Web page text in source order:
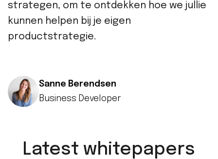
strategen, om te ontdekken hoe we jullie
kunnen helpen bij je eigen
productstrategie.
Sanne Berendsen
Business Developer
Latest whitepapers